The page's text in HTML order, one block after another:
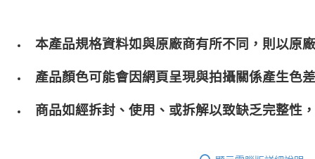
本產品規格資料如與原廠商有所不同，則以原
產品顏色可能會因網頁呈現與拍攝關係產生色
商品如經拆封、使用、或拆解以致缺乏完整性